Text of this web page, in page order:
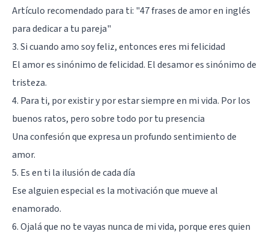
Artículo recomendado para ti: "47 frases de amor en inglés
para dedicar a tu pareja"
3. Si cuando amo soy feliz, entonces eres mi felicidad
El amor es sinónimo de felicidad. El desamor es sinónimo de
tristeza.
4. Para ti, por existir y por estar siempre en mi vida. Por los
buenos ratos, pero sobre todo por tu presencia
Una confesión que expresa un profundo sentimiento de
amor.
5. Es en ti la ilusión de cada día
Ese alguien especial es la motivación que mueve al
enamorado.
6. Ojalá que no te vayas nunca de mi vida, porque eres quien